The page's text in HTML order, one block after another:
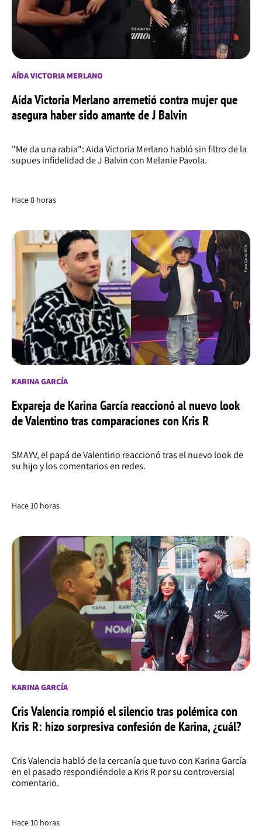
AÍDA VICTORIA MERLANO
Aída Victoria Merlano arremetió contra mujer que
asegura haber sido amante de J Balvin
"Me da una rabia": Aida Victoria Merlano habló sin filtro de la
supues infidelidad de J Balvin con Melanie Pavola.
Hace 8 horas
KARINA GARCÍA
Expareja de Karina García reaccionó al nuevo look
de Valentino tras comparaciones con Kris R
SMAYV, el papá de Valentino reaccionó tras el nuevo look de
su hijo y los comentarios en redes.
Hace 10 horas
KARINA GARCÍA
Cris Valencia rompió el silencio tras polémica con
Kris R: hizo sorpresiva confesión de Karina, ¿cuál?
Cris Valencia habló de la cercanía que tuvo con Karina García
en el pasado respondiéndole a Kris R por su controversial
comentario.
Hace 10 horas